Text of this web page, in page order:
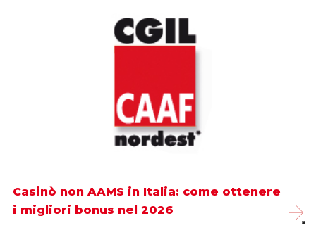
Casinò non AAMS in Italia: come ottenere
i migliori bonus nel 2026